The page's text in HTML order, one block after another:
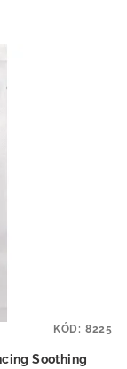
Soothing
KÓD: 8225